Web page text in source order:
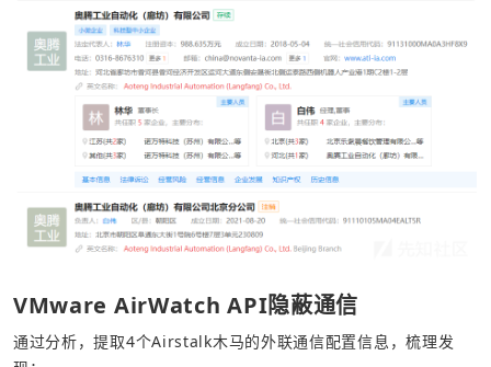
VMware AirWatch API隐蔽通信
通过分析，提取4个Airstalk木马的外联通信配置信息，梳理发